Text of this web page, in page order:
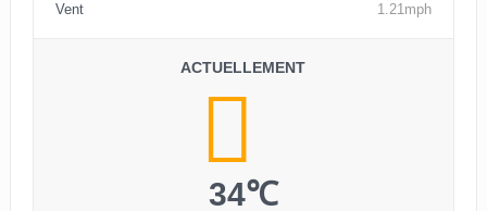
Vent
1.21mph
ACTUELLEMENT
34℃